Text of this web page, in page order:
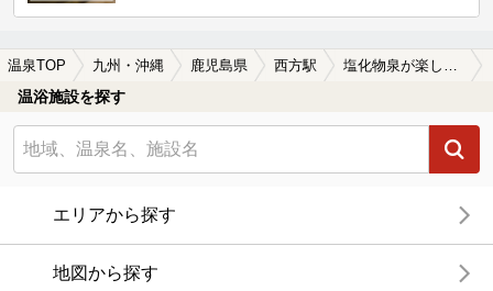
温泉TOP 九州・沖縄 鹿児島県 西方駅 塩化物泉が楽しめる西方駅近くの温泉、日帰り温泉、スーパー銭湯おすすめ
温浴施設を探す
エリアから探す
地図から探す